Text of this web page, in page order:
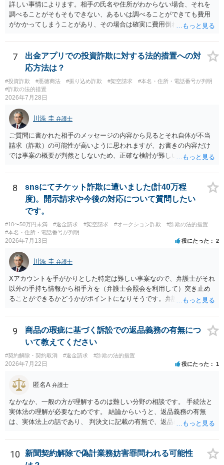
詳しい事情によります。相手の氏名や住所がわからない場合、それを
調べることがそもそもできない、あるいは調べることができても費用
がかかってしまうことがあり、その場合は確実に費用倒れになりそう
7
出金アプリでの投資詐欺に対する法的措置への対
応方法は？
#投資詐欺 #悪徳商法 #振り込め詐欺 #架空請求
#本名・住所・電話番号が判明
#詐欺の法的措置
2026年7月28日
川添 圭 弁護士
ご質問に書かれた相手のメッセージの内容から見るとそれ自体が不当
請求（詐欺）の可能性が高いように思われますが、お書きの内容だけ
では事案の概要が判然としないため、正確な検討が難しいです。例え
画面を見て貰いながらアドバイスう受けた方が確実です。
8
snsにてチケット詐欺に遭いました(計40万程
度)。開示請求や今後の対応について質問したい
です。
#10〜50万円未満 #返金請求 #架空請求 #オークション詐欺
#詐欺の法的措置
#本名・住所・電話番号が判明
2026年7月13日 役にたった 2
川添 圭 弁護士
Xアカウントを手がかりとした特定は難しい事案なので、弁護士がそれ
以外の手持ち情報から相手方を（弁護士会照会を利用して）突き止め
ることができるかどうかがポイントになりそうです。弁護士による調
せることになるでしょう。見通しについては、実際の資料等を弁護士
に検討してもらう必要があると思います。弁護士費用は自由化されて
いますので個別に確認いただく必要がありますが、そもそも回収でき
るかどうかが問題になり得る事案であり、被害額の規模からみると、
仮に回収できたとしても弁護士費用を差し引いた実質回収分はかなり
少なくなる可能性もあるように思います。
9
商品の瑕疵に基づく訴訟での返品義務の有無につ
いて教えてください
#契約解除・契約取消 #返金請求 #詐欺の法的措置
2026年7月22日 役にたった 1
匿名A 弁護士
なかなか、一般の方が理解するのは難しい分野の相談です。 手続法と
実体法の理解が必要なためです。 結論からいうと、返品義務の有無
は、実体法上の話であり、 判決文に記載の有無で、返品義務の有無が
品せよ」と判決文に書かれていなくても、 全額支払い判決の前提とし
て、契約不適合責任を理由に契約を解除してれば、 原状回復義務とし
て、相談者さんは、商品の返品義務を負うことになります。 ただし、
10
新聞契約解除で偽計業務妨害罪問われる可能性